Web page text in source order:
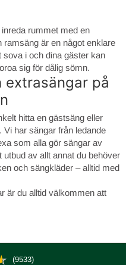
rummet med en
är en något enklare
i och dina gäster kan
sig för dålig sömn.
extrasängar på
hitta en gästsäng eller
har sängar från ledande
som alla gör sängar av
av allt annat du behöver
och sängkläder – alltid med
är du alltid välkommen att
(9533)